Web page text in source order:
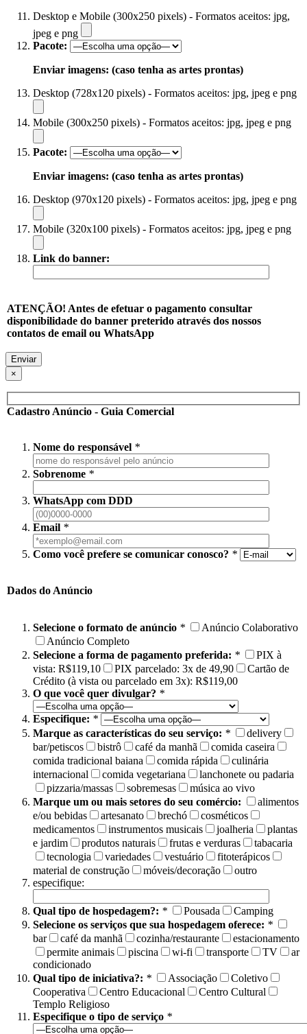
Desktop e Mobile (300x250 pixels) - Formatos aceitos: jpg,
jpeg e png
Pacote:
Enviar imagens: (caso tenha as artes prontas)
Desktop (728x120 pixels) - Formatos aceitos: jpg, jpeg e png
Mobile (300x250 pixels) - Formatos aceitos: jpg, jpeg e png
Pacote:
Enviar imagens: (caso tenha as artes prontas)
Desktop (970x120 pixels) - Formatos aceitos: jpg, jpeg e png
Mobile (320x100 pixels) - Formatos aceitos: jpg, jpeg e png
Link do banner:
ATENÇÃO! Antes de efetuar o pagamento consultar
disponibilidade do banner preterido através dos nossos
contatos de email ou WhatsApp
×
Cadastro Anúncio - Guia Comercial
Nome do responsável *
Sobrenome *
WhatsApp com DDD
Email *
Como você prefere se comunicar conosco? *
Dados do Anúncio
Selecione o formato de anúncio *
Anúncio Colaborativo
Anúncio Completo
Selecione a forma de pagamento preferida: *
PIX à
vista: R$119,10
PIX parcelado: 3x de 49,90
Cartão de
Crédito (à vista ou parcelado em 3x): R$119,00
O que você quer divulgar? *
Especifique: *
Marque as características do seu serviço: *
delivery
bar/petiscos
bistrô café da manhã
comida caseira
comida tradicional baiana
comida rápida
culinária
internacional
comida vegetariana
lanchonete ou padaria
pizzaria/massas
sobremesas
música ao vivo
Marque um ou mais setores do seu comércio:
alimentos
e/ou bebidas
artesanato brechó
cosméticos
medicamentos
instrumentos musicais joalheria
plantas
e jardim
produtos naturais frutas e verduras
tabacaria
tecnologia
variedades vestuário
fitoterápicos
material de construção
móveis/decoração
outro
especifique:
Qual tipo de hospedagem?: * Pousada
Camping
Selecione os serviços que sua hospedagem oferece: *
bar
café da manhã cozinha/restaurante
estacionamento
permite animais
piscina wi-fi transporte TV
ar
condicionado
Qual tipo de iniciativa?: * Associação
Coletivo
Cooperativa
Centro Educacional
Centro Cultural
Templo Religioso
Especifique o tipo de serviço *